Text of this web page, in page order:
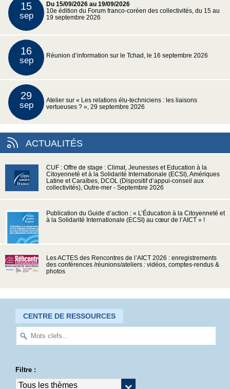
15
sep
Du 15/09/2026 au 19/09/2026
10e édition du Forum franco-coréen des collectivités, du 15 au
19 septembre 2026
16
sep Réunion d’information sur le Tchad, le 16 septembre 2026
29
sep
Atelier sur « Les relations élu-techniciens : les liaisons
vertueuses ? », 29 septembre 2026
ACTUALITÉS
CUF : Offre de stage : Climat, Jeunesses et Education à la
Citoyenneté et à la Solidarité Internationale (ECSI), Amériques
Latine et Caraïbes, DCOL (Dispositif d’appui-conseil aux
collectivités), Outre-mer - Septembre 2026
Publication du Guide d’action : « L’Éducation à la Citoyenneté et
à la Solidarité Internationale (ECSI) au cœur de l’AICT » !
Les ACTES des Rencontres de l’AICT 2026 : enregistrements
des conférences /réunions/ateliers : vidéos, comptes-rendus &
photos
CENTRE DE RESSOURCES
Filtre :